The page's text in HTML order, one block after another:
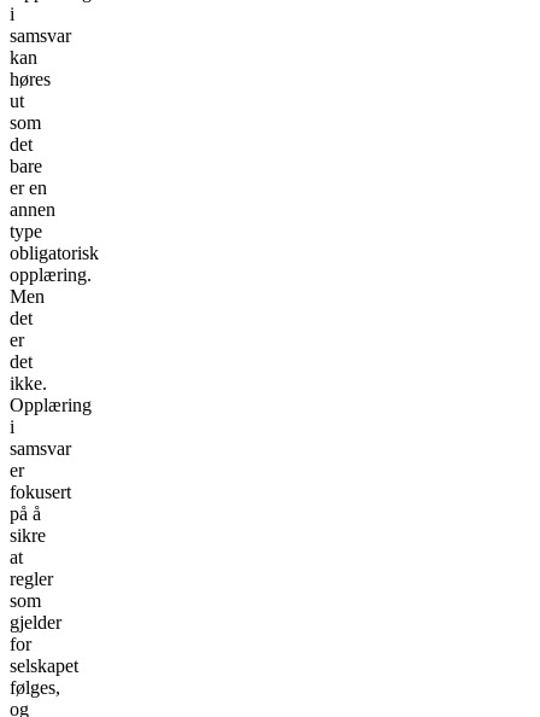
i
samsvar
kan
høres
ut
som
det
bare
er en
annen
type
obligatorisk
opplæring.
Men
det
er
det
ikke.
Opplæring
i
samsvar
er
fokusert
på å
sikre
at
regler
som
gjelder
for
selskapet
følges,
og